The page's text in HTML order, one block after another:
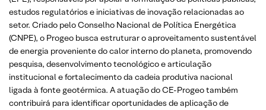
estudos regulatórios e iniciativas de inovação relacionadas ao
setor. Criado pelo Conselho Nacional de Política Energética
(CNPE), o Progeo busca estruturar o aproveitamento sustentável
de energia proveniente do calor interno do planeta, promovendo
pesquisa, desenvolvimento tecnológico e articulação
institucional e fortalecimento da cadeia produtiva nacional
ligada à fonte geotérmica. A atuação do CE-Progeo também
contribuirá para identificar oportunidades de aplicação de